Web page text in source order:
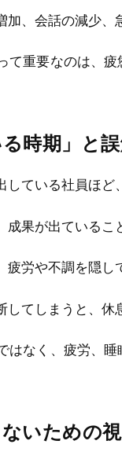
加、会話の減少
て重要なのは、
時期」と
している社員ほ
成果が出ている
疲労や不調を隠
してしまうと、
はなく、疲労、
いための